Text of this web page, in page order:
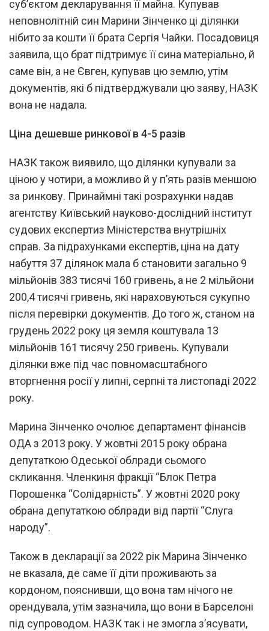
суб’єктом декларування її майна. Купував
неповнолітній син Марини Зінченко ці ділянки
нібито за кошти її брата Сергія Чайки. Посадовиця
заявила, що брат підтримує її сина матеріально, й
саме він, а не Євген, купував цю землю, утім
документів, які б підтверджували цю заяву, НАЗК
вона не надала.
Ціна дешевше ринкової в 4-5 разів
НАЗК також виявило, що ділянки купували за
ціною у чотири, а можливо й у п’ять разів меншою
за ринкову. Принаймні такі розрахунки надав
агентству Київський науково-дослідний інститут
судових експертиз Міністерства внутрішніх
справ. За підрахунками експертів, ціна на дату
набуття 37 ділянок мала б становити загально 9
мільйонів 383 тисячі 160 гривень, а не 2 мільйони
200,4 тисячі гривень, які нараховуються сукупно
після перевірки документів. До того ж, станом на
грудень 2022 року ця земля коштувала 13
мільйонів 161 тисячу 250 гривень. Купували
ділянки вже під час повномасштабного
вторгнення росії у липні, серпні та листопаді 2022
року.
Марина Зінченко очолює департамент фінансів
ОДА з 2013 року. У жовтні 2015 року обрана
депутаткою Одеської облради сьомого
скликання. Членкиня фракції “Блок Петра
Порошенка “Солідарність”. У жовтні 2020 року
обрана депутаткою облради від партії “Слуга
народу”.
Також в декларації за 2022 рік Марина Зінченко
не вказала, де саме її діти проживають за
кордоном, пояснивши, що вона там нічого не
орендувала, утім зазначила, що вони в Барселоні
під супроводом. НАЗК так і не змогла з’ясувати,